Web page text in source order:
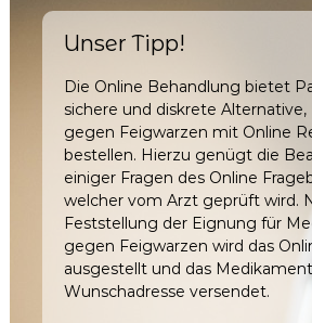
Unser Tipp!
Die Online Behandlung bietet
sichere und diskrete
gegen Feigwarzen mit Online
bestellen. Hierzu genügt die
einiger Fragen des Online
welcher vom Arzt geprüft wird.
Feststellung der Eignung für
gegen Feigwarzen wird das
ausgestellt und das
Wunschadresse versendet.